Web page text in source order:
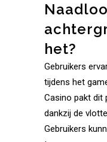
het?
Gebruikers
tijdens het
Casino pakt dit
dankzij de
Gebruikers